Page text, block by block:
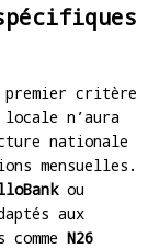
critère
n’aura
nationale
mensuelles.
ou
aux
N26